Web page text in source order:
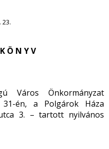
23.
Ö N Y V
Város Önkormányzat
én, a Polgárok Háza
3. – tartott nyilvános